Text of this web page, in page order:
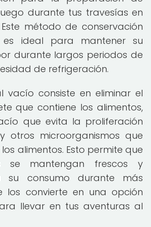
durante tus travesías en
método de conservación
es ideal para mantener su
durante largos periodos de
de refrigeración.
vacío consiste en eliminar el
que contiene los alimentos,
que evita la proliferación
otros microorganismos que
alimentos. Esto permite que
se mantengan frescos y
su consumo durante más
los convierte en una opción
llevar en tus aventuras al